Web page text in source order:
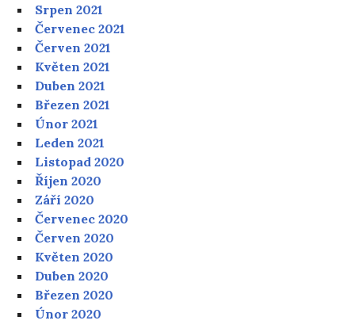
Srpen 2021
Červenec 2021
Červen 2021
Květen 2021
Duben 2021
Březen 2021
Únor 2021
Leden 2021
Listopad 2020
Říjen 2020
Září 2020
Červenec 2020
Červen 2020
Květen 2020
Duben 2020
Březen 2020
Únor 2020